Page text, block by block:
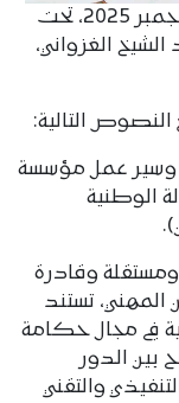
اجتمع مجلس الوزراء اليوم الأربعاء 17 دجمبر 2025، تحت
الغزواني،
التالية:
وسير عمل مؤسسة
الوطنية
وقادرة
تستند
في مجال حكامة
بين الدور
والتقني